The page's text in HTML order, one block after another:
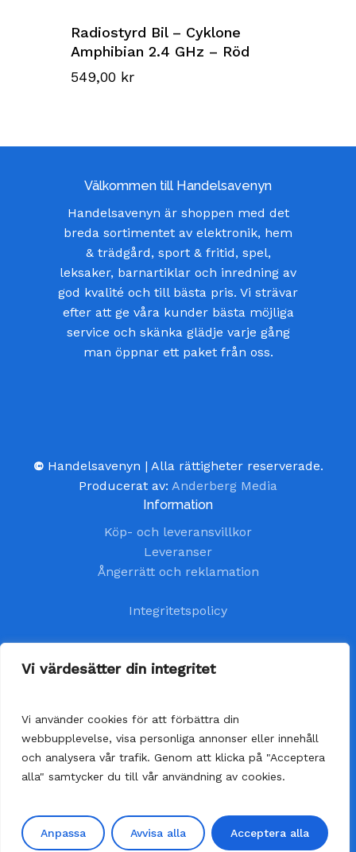
Vi värdesätter din integritet
Vi använder cookies för att förbättra din
webbupplevelse, visa personliga annonser eller innehåll
och analysera vår trafik. Genom att klicka på "Acceptera
alla" samtycker du till vår användning av cookies.
Anpassa Avvisa alla Acceptera alla
Radiostyrd Bil – Cyklone
Amphibian 2.4 GHz – Röd
549,00 kr
Välkommen till Handelsavenyn
Handelsavenyn är shoppen med det
breda sortimentet av elektronik, hem
& trädgård, sport & fritid, spel,
leksaker, barnartiklar och inredning av
god kvalité och till bästa pris. Vi strävar
efter att ge våra kunder bästa möjliga
service och skänka glädje varje gång
man öppnar ett paket från oss.
© Handelsavenyn | Alla rättigheter reserverade.
Producerat av: Anderberg Media
Information
Köp- och leveransvillkor
Leveranser
Ångerrätt och reklamation
Integritetspolicy
Kundtjänst
Vår kundtjänst har öppet alla helgfria vardagar.
Vi besvarar dina frågor så fort som möjligt,
senast inom 48 timmar.